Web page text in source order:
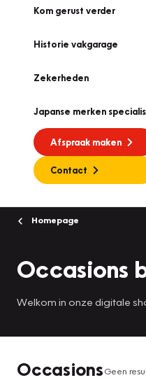
Kom gerust verder
Historie vakgarage
Zekerheden
Japanse merken
Afspraak maken
Contact
Homepage
Occasions
Welkom in onze digitale
OccasionsGeen